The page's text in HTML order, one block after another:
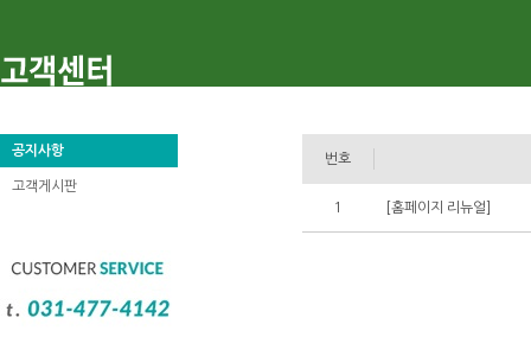
공지사항
고객게시판
번호
1 [홈페이지 리뉴얼]